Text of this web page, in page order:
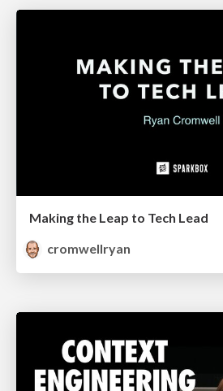
Making the Leap to Tech Lead
cromwellryan